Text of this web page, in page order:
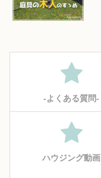
‐よくある質問‐
ハウジング動画